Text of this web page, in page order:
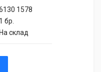
1578
1 бр.
На склад